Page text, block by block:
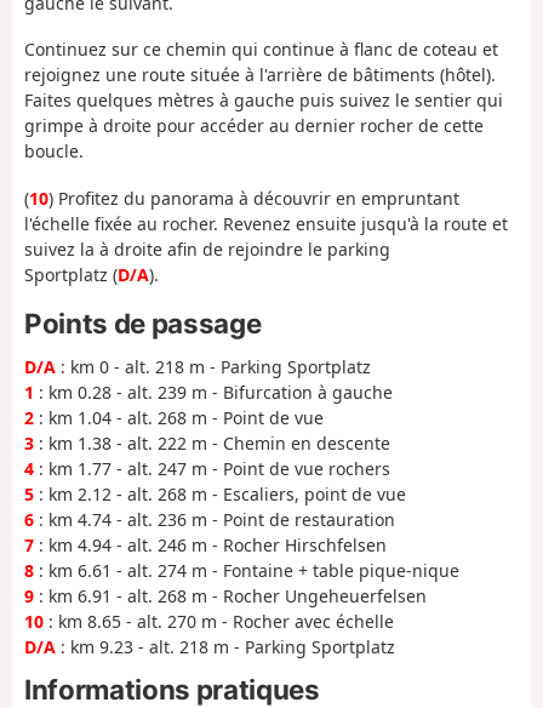
Continuez sur ce chemin qui continue à flanc de coteau et
rejoignez une route située à l'arrière de bâtiments (hôtel).
Faites quelques mètres à gauche puis suivez le sentier qui
grimpe à droite pour accéder au dernier rocher de cette
boucle.
(10) Profitez du panorama à découvrir en empruntant
l'échelle fixée au rocher. Revenez ensuite jusqu'à la route et
suivez la à droite afin de rejoindre le parking
Sportplatz (D/A).
Points de passage
D/A : km 0 - alt. 218 m - Parking Sportplatz
1 : km 0.28 - alt. 239 m - Bifurcation à gauche
2 : km 1.04 - alt. 268 m - Point de vue
3 : km 1.38 - alt. 222 m - Chemin en descente
4 : km 1.77 - alt. 247 m - Point de vue rochers
5 : km 2.12 - alt. 268 m - Escaliers, point de vue
6 : km 4.74 - alt. 236 m - Point de restauration
7 : km 4.94 - alt. 246 m - Rocher Hirschfelsen
8 : km 6.61 - alt. 274 m - Fontaine + table pique-nique
9 : km 6.91 - alt. 268 m - Rocher Ungeheuerfelsen
10 : km 8.65 - alt. 270 m - Rocher avec échelle
D/A : km 9.23 - alt. 218 m - Parking Sportplatz
Informations pratiques